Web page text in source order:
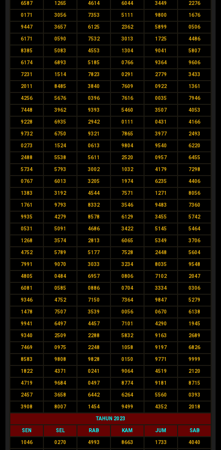
6587 1265 4614 6044 3449 2276
0171 3056 7353 5111 9800 1676
9447 3657 6125 2362 5899 0506
6171 0590 7532 3013 1725 4486
8385 5083 4553 1304 9041 5807
6174 6893 5185 0766 9364 9606
7231 1514 7823 0291 2779 3433
2011 8485 3840 7609 0922 1361
4256 5676 0396 7616 0035 7946
7448 3962 9393 5460 3507 4053
9228 6935 2942 0111 0431 4166
9732 6750 9321 7865 3977 2493
0273 1524 0613 9804 9540 6220
2488 5538 5611 2520 0957 6455
5734 5793 3002 1032 4179 7298
0767 6013 3205 1974 6235 4406
1383 3192 4544 7571 1271 8056
1761 9793 8332 3546 9483 7360
9935 4279 8578 6129 3455 5742
0531 5091 4686 3422 5145 5464
1268 3574 2813 6065 5349 3706
4752 5789 5177 7528 2448 5604
7991 9070 3033 3234 8035 9548
4805 0484 6957 0806 7102 2047
6081 0585 0886 0704 3334 0306
9346 4752 7150 7364 9847 5279
1478 7507 3539 0056 0670 6138
9941 6497 4457 7101 4290 1945
9340 2509 2288 5832 9163 2689
7469 0975 2248 1058 9197 6826
8583 9808 9828 0150 9771 9999
1822 4371 0241 9064 4519 2120
4719 9684 0497 8774 9181 8715
2457 3658 6442 6264 5560 0393
3908 8007 1454 9499 4352 2018
TAHUN 2023
SEN SEL RAB KAM JUM SAB
1046 0270 4993 8663 1733 4040